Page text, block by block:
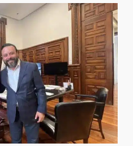
Mazatlán
de Oaxaca
caso de maltrato
denuncia ciudadana
Ruffo en Baja